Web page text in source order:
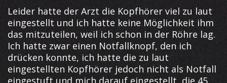
Leider hatte der Arzt die Kopfhörer viel zu laut
eingestellt und ich hatte keine Möglichkeit ihm
das mitzuteilen, weil ich schon in der Röhre lag.
Ich hatte zwar einen Notfallknopf, den ich
drücken konnte, ich hatte die zu laut
eingestellten Kopfhörer jedoch nicht als Notfall
eingestuft und mich darauf eingestellt, die 45